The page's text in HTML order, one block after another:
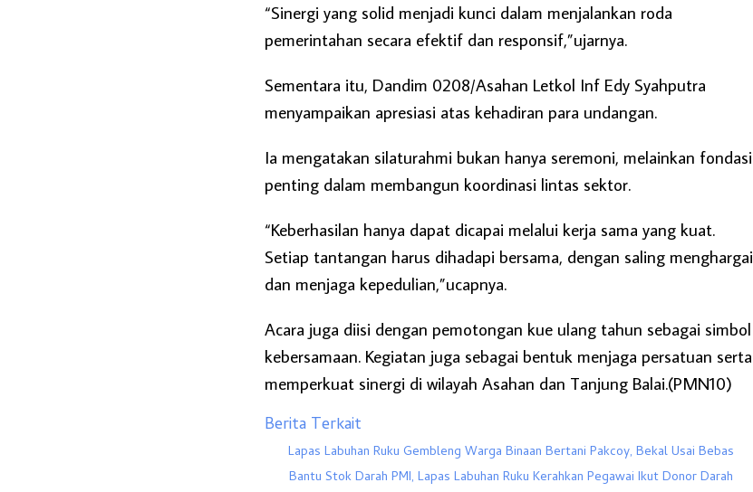
“Sinergi yang solid menjadi kunci dalam menjalankan roda
pemerintahan secara efektif dan responsif,”ujarnya.
Sementara itu, Dandim 0208/Asahan Letkol Inf Edy Syahputra
menyampaikan apresiasi atas kehadiran para undangan.
Ia mengatakan silaturahmi bukan hanya seremoni, melainkan fondasi
penting dalam membangun koordinasi lintas sektor.
“Keberhasilan hanya dapat dicapai melalui kerja sama yang kuat.
Setiap tantangan harus dihadapi bersama, dengan saling menghargai
dan menjaga kepedulian,”ucapnya.
Acara juga diisi dengan pemotongan kue ulang tahun sebagai simbol
kebersamaan. Kegiatan juga sebagai bentuk menjaga persatuan serta
memperkuat sinergi di wilayah Asahan dan Tanjung Balai.(PMN10)
Berita Terkait
Lapas Labuhan Ruku Gembleng Warga Binaan Bertani Pakcoy, Bekal Usai Bebas
Bantu Stok Darah PMI, Lapas Labuhan Ruku Kerahkan Pegawai Ikut Donor Darah